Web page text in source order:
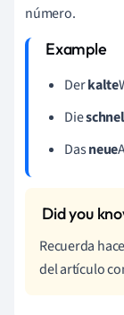
número.
Derkalte
Die
Dasneue
Recuerda
del artículo